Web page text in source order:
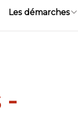
Les démarches
-